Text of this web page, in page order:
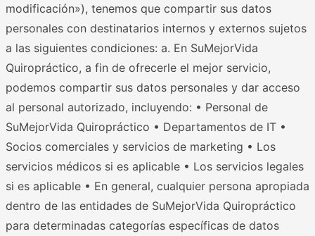
modificación»), tenemos que compartir sus datos
personales con destinatarios internos y externos sujetos
a las siguientes condiciones: a. En SuMejorVida
Quiropráctico, a fin de ofrecerle el mejor servicio,
podemos compartir sus datos personales y dar acceso
al personal autorizado, incluyendo: • Personal de
SuMejorVida Quiropráctico • Departamentos de IT •
Socios comerciales y servicios de marketing • Los
servicios médicos si es aplicable • Los servicios legales
si es aplicable • En general, cualquier persona apropiada
dentro de las entidades de SuMejorVida Quiropráctico
para determinadas categorías específicas de datos